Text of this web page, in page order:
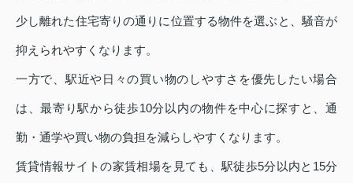
少し離れた住宅寄りの通りに位置する物件を選ぶと、騒音が
抑えられやすくなります。
一方で、駅近や日々の買い物のしやすさを優先したい場合
は、最寄り駅から徒歩10分以内の物件を中心に探すと、通
勤・通学や買い物の負担を減らしやすくなります。
賃貸情報サイトの家賃相場を見ても、駅徒歩5分以内と15分